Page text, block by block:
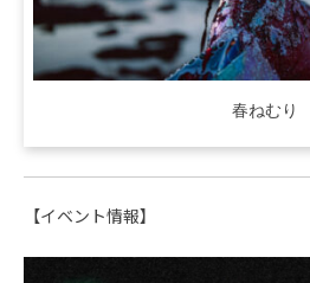
春ねむり
【イベント情報】